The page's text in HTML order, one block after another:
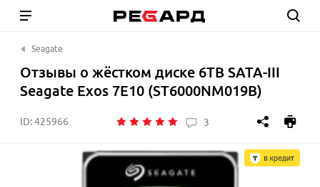
Seagate
Отзывы о жёстком диске 6TB SATA-III
Seagate Exos 7E10 (ST6000NM019B)
ID:425966 3